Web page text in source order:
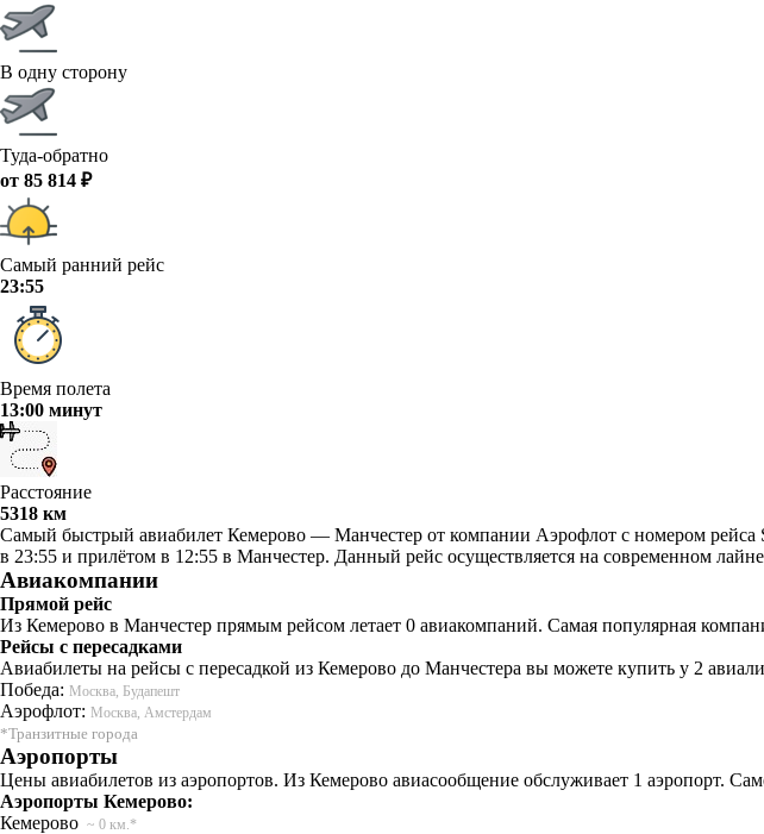
В одну сторону
Туда-обратно
от 85 814 ₽
Самый ранний рейс
23:55
Время полета
13:00 минут
Расстояние
5318 км
Самый быстрый авиабилет Кемерово — Манчестер от компании Аэрофлот с номером рейса
в 23:55 и прилётом в 12:55 в Манчестер. Данный рейс осуществляется на современном
Авиакомпании
Прямой рейс
Из Кемерово в Манчестер прямым рейсом летает 0 авиакомпаний. Самая популярная
Рейсы с пересадками
Авиабилеты на рейсы с пересадкой из Кемерово до Манчестера вы можете купить у 2
Победа: Москва, Будапешт
Аэрофлот: Москва, Амстердам
*Транзитные города
Аэропорты
Цены авиабилетов из аэропортов. Из Кемерово авиасообщение обслуживает 1 аэропорт.
Аэропорты Кемерово:
Кемерово ~ 0 км.*